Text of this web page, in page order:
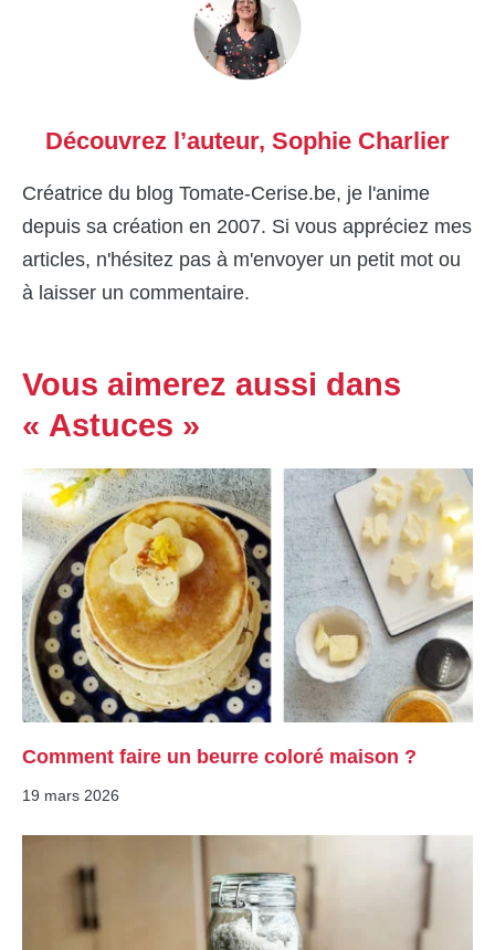
Découvrez l’auteur, Sophie Charlier
Créatrice du blog Tomate-Cerise.be, je l'anime
depuis sa création en 2007. Si vous appréciez mes
articles, n'hésitez pas à m'envoyer un petit mot ou
à laisser un commentaire.
Vous aimerez aussi dans
« Astuces »
Comment faire un beurre coloré maison ?
19 mars 2026